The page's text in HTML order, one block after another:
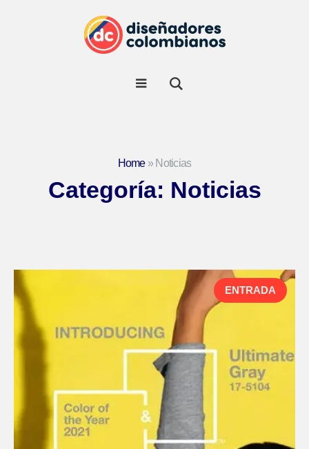
Home» Noticias
Categoría: Noticias
ENTRADA